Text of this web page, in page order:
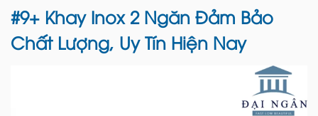
#9+ Khay Inox 2 Ngăn Đảm Bảo
Chất Lượng, Uy Tín Hiện Nay